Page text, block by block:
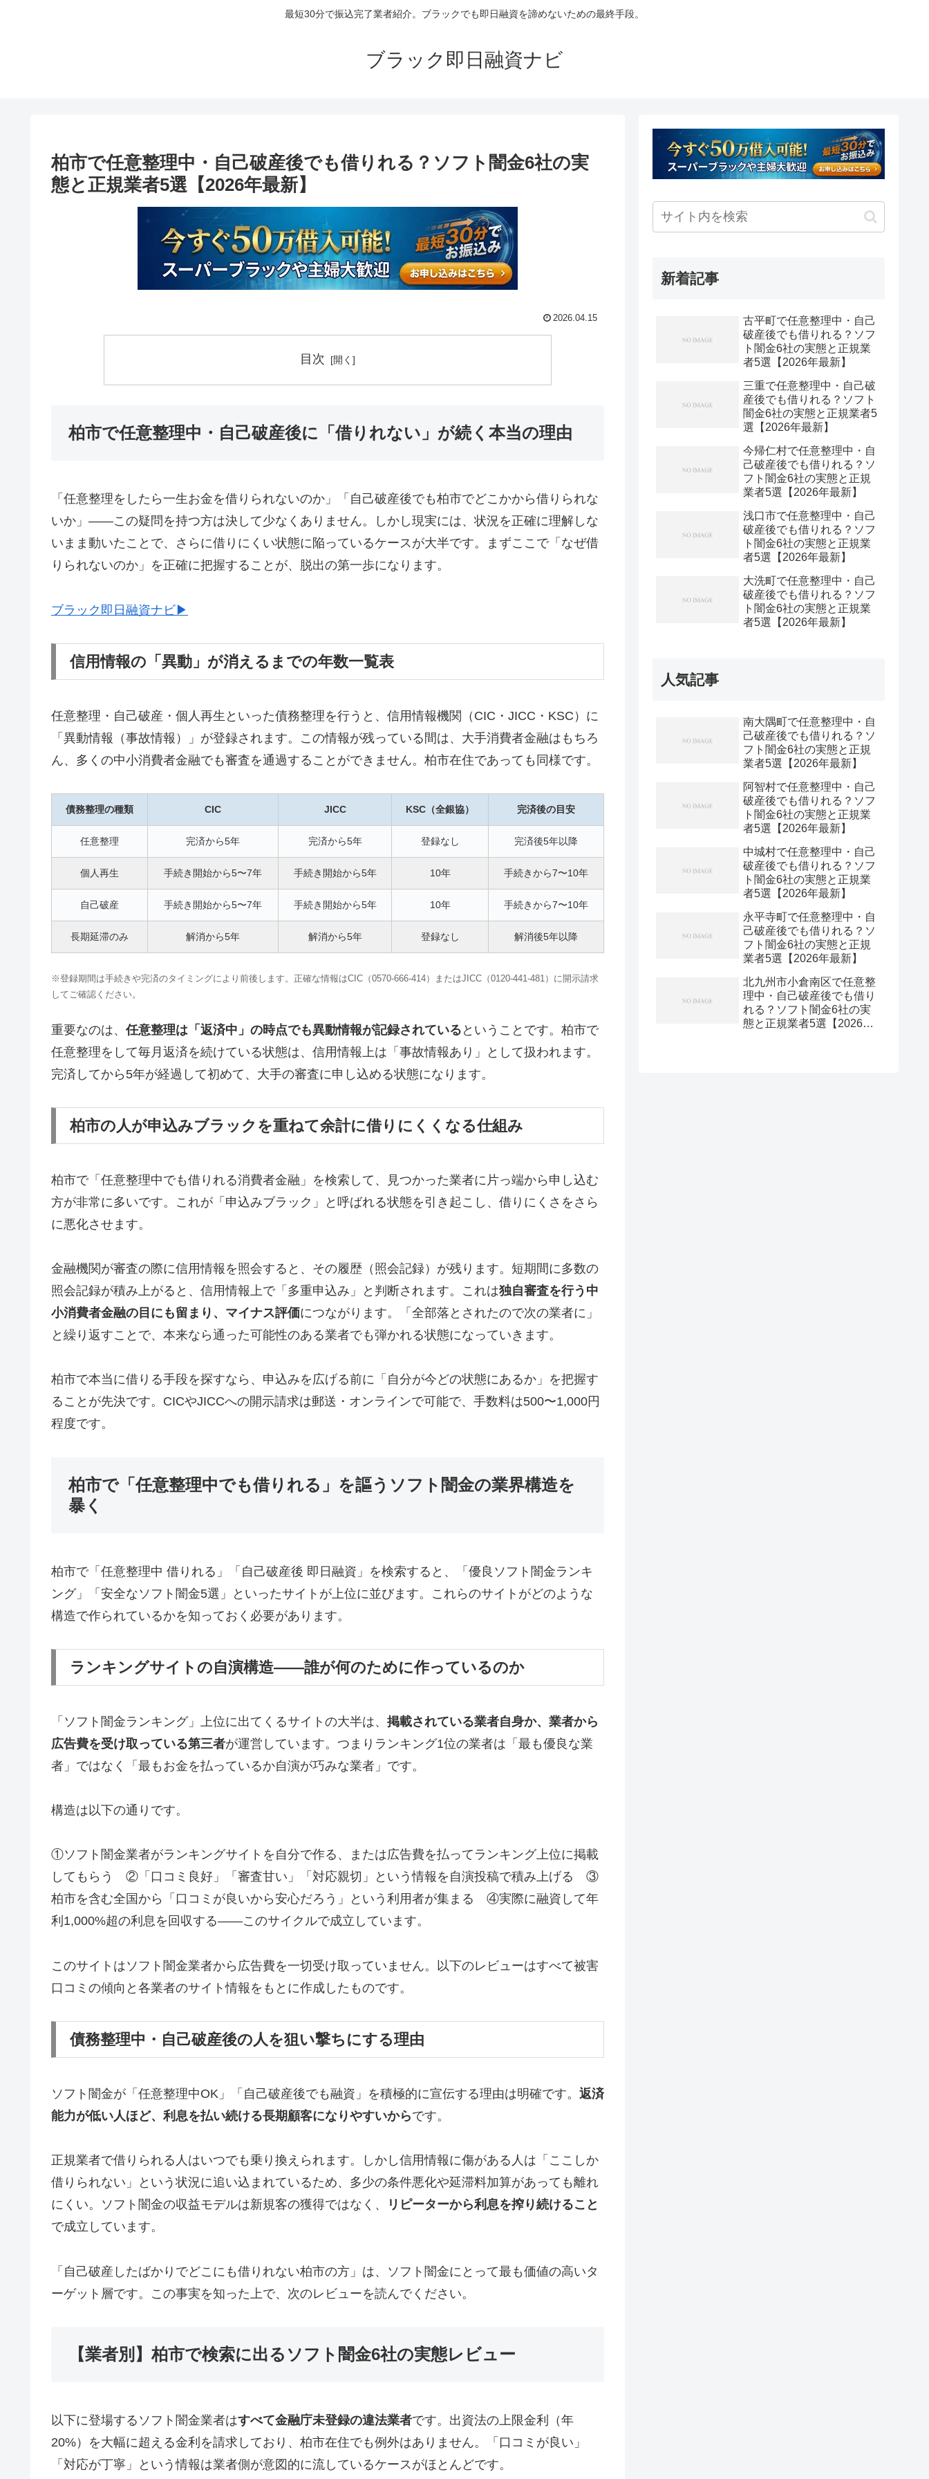
最短30分で振込完了業者紹介。ブラックでも即日融資を諦めないための最終手段。
ブラック即日融資ナビ
柏市で任意整理中・自己破産後でも借りれる？ソフト闇金6社の実
態と正規業者5選【2026年最新】
2026.04.15
目次
柏市で任意整理中・自己破産後に「借りれない」が続く本当の理由
「任意整理をしたら一生お金を借りられないのか」「自己破産後でも柏市でどこかから借りられな
いか」——この疑問を持つ方は決して少なくありません。しかし現実には、状況を正確に理解しな
いまま動いたことで、さらに借りにくい状態に陥っているケースが大半です。まずここで「なぜ借
りられないのか」を正確に把握することが、脱出の第一歩になります。
ブラック即日融資ナビ▶
信用情報の「異動」が消えるまでの年数一覧表
任意整理・自己破産・個人再生といった債務整理を行うと、信用情報機関（CIC・JICC・KSC）に
「異動情報（事故情報）」が登録されます。この情報が残っている間は、大手消費者金融はもちろ
ん、多くの中小消費者金融でも審査を通過することができません。柏市在住であっても同様です。
債務整理の種類 CIC JICC KSC（全銀協） 完済後の目安
任意整理 完済から5年 完済から5年 登録なし 完済後5年以降
個人再生 手続き開始から5〜7年 手続き開始から5年 10年 手続きから7〜10年
自己破産 手続き開始から5〜7年 手続き開始から5年 10年 手続きから7〜10年
長期延滞のみ 解消から5年 解消から5年 登録なし 解消後5年以降
※登録期間は手続きや完済のタイミングにより前後します。正確な情報はCIC（0570-666-414）またはJICC（0120-441-481）に開示請求
してご確認ください。
重要なのは、 任意整理は「返済中」の時点でも異動情報が記録されている ということです。柏市で
任意整理をして毎月返済を続けている状態は、信用情報上は「事故情報あり」として扱われます。
完済してから5年が経過して初めて、大手の審査に申し込める状態になります。
柏市の人が申込みブラックを重ねて余計に借りにくくなる仕組み
柏市で「任意整理中でも借りれる消費者金融」を検索して、見つかった業者に片っ端から申し込む
方が非常に多いです。これが「申込みブラック」と呼ばれる状態を引き起こし、借りにくさをさら
に悪化させます。
金融機関が審査の際に信用情報を照会すると、その履歴（照会記録）が残ります。短期間に多数の
照会記録が積み上がると、信用情報上で「多重申込み」と判断されます。これは独自審査を行う中
小消費者金融の目にも留まり、マイナス評価につながります。「全部落とされたので次の業者に」
と繰り返すことで、本来なら通った可能性のある業者でも弾かれる状態になっていきます。
柏市で本当に借りる手段を探すなら、申込みを広げる前に「自分が今どの状態にあるか」を把握す
ることが先決です。CICやJICCへの開示請求は郵送・オンラインで可能で、手数料は500〜1,000円
程度です。
柏市で「任意整理中でも借りれる」を謳うソフト闇金の業界構造を
暴く
柏市で「任意整理中 借りれる」「自己破産後 即日融資」を検索すると、「優良ソフト闇金ランキ
ング」「安全なソフト闇金5選」といったサイトが上位に並びます。これらのサイトがどのような
構造で作られているかを知っておく必要があります。
ランキングサイトの自演構造——誰が何のために作っているのか
「ソフト闇金ランキング」上位に出てくるサイトの大半は、 掲載されている業者自身か、業者から
広告費を受け取っている第三者が運営しています。つまりランキング1位の業者は「最も優良な業
者」ではなく「最もお金を払っているか自演が巧みな業者」です。
構造は以下の通りです。
①ソフト闇金業者がランキングサイトを自分で作る、または広告費を払ってランキング上位に掲載
してもらう ②「口コミ良好」「審査甘い」「対応親切」という情報を自演投稿で積み上げる ③
柏市を含む全国から「口コミが良いから安心だろう」という利用者が集まる ④実際に融資して年
利1,000%超の利息を回収する——このサイクルで成立しています。
このサイトはソフト闇金業者から広告費を一切受け取っていません。以下のレビューはすべて被害
口コミの傾向と各業者のサイト情報をもとに作成したものです。
債務整理中・自己破産後の人を狙い撃ちにする理由
ソフト闇金が「任意整理中OK」「自己破産後でも融資」を積極的に宣伝する理由は明確です。 返済
能力が低い人ほど、利息を払い続ける長期顧客になりやすいからです。
正規業者で借りられる人はいつでも乗り換えられます。しかし信用情報に傷がある人は「ここしか
借りられない」という状況に追い込まれているため、多少の条件悪化や延滞料加算があっても離れ
にくい。ソフト闇金の収益モデルは新規客の獲得ではなく、
リピーターから利息を搾り続けること
で成立しています。
「自己破産したばかりでどこにも借りれない柏市の方」は、ソフト闇金にとって最も価値の高いタ
ーゲット層です。この事実を知った上で、次のレビューを読んでください。
【業者別】柏市で検索に出るソフト闇金6社の実態レビュー
以下に登場するソフト闇金業者はすべて金融庁未登録の違法業者です。出資法の上限金利（年
20%）を大幅に超える金利を請求しており、柏市在住でも例外はありません。「口コミが良い」
「対応が丁寧」という情報は業者側が意図的に流しているケースがほとんどです。
新着記事
古平町で任意整理中・自己
破産後でも借りれる？ソフ
ト闇金6社の実態と正規業
者5選【2026年最新】
三重で任意整理中・自己破
産後でも借りれる？ソフト
闇金6社の実態と正規業者5
選【2026年最新】
今帰仁村で任意整理中・自
己破産後でも借りれる？ソ
フト闇金6社の実態と正規
業者5選【2026年最新】
浅口市で任意整理中・自己
破産後でも借りれる？ソフ
ト闇金6社の実態と正規業
者5選【2026年最新】
大洗町で任意整理中・自己
破産後でも借りれる？ソフ
ト闇金6社の実態と正規業
者5選【2026年最新】
人気記事
南大隅町で任意整理中・自
己破産後でも借りれる？ソ
フト闇金6社の実態と正規
業者5選【2026年最新】
阿智村で任意整理中・自己
破産後でも借りれる？ソフ
ト闇金6社の実態と正規業
者5選【2026年最新】
中城村で任意整理中・自己
破産後でも借りれる？ソフ
ト闇金6社の実態と正規業
者5選【2026年最新】
永平寺町で任意整理中・自
己破産後でも借りれる？ソ
フト闇金6社の実態と正規
業者5選【2026年最新】
北九州市小倉南区で任意整
理中・自己破産後でも借り
れる？ソフト闇金6社の実
態と正規業者5選【2026年